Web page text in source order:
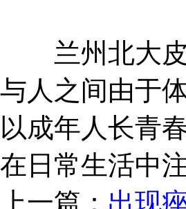
兰州北大皮
与人之间由于
以成年人长青
在日常生活中
上一篇： 出现